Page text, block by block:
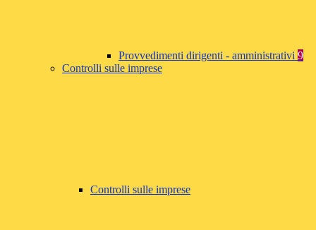
Provvedimenti dirigenti - amministrativi 9
Controlli sulle imprese
Controlli sulle imprese